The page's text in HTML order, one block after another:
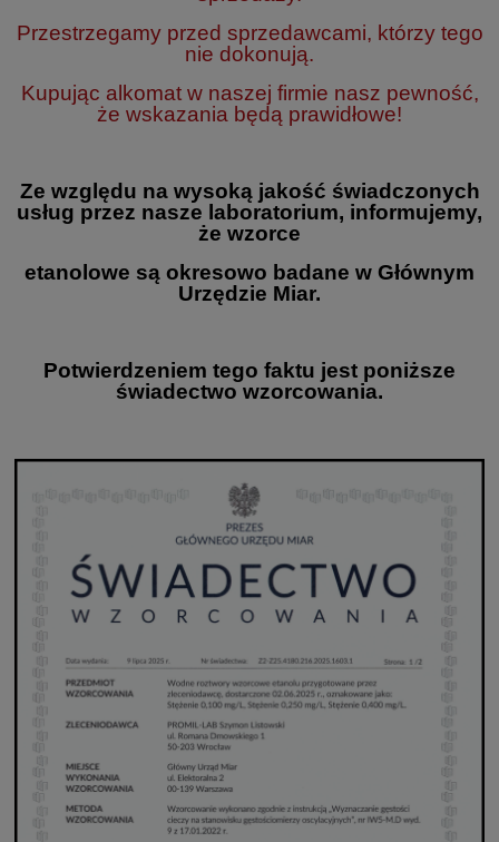
Przestrzegamy przed sprzedawcami, którzy tego
nie dokonują.
Kupując alkomat w naszej firmie nasz pewność,
że wskazania będą prawidłowe!
Ze względu na wysoką jakość świadczonych
usług przez nasze laboratorium, informujemy,
że wzorce
etanolowe są okresowo badane w Głównym
Urzędzie Miar.
Potwierdzeniem tego faktu jest poniższe
świadectwo wzorcowania.